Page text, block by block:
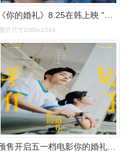
《你的婚礼》8.25在韩上映 "韩剧风"新海报曝光_华语_电影网_1905.com
图片尺寸1080x1543